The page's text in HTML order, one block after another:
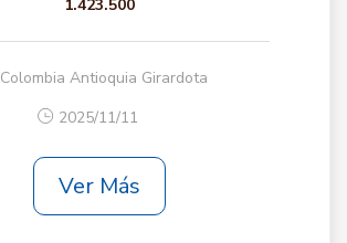
1.423.500
Colombia Antioquia Girardota
2025/11/11
Ver Más